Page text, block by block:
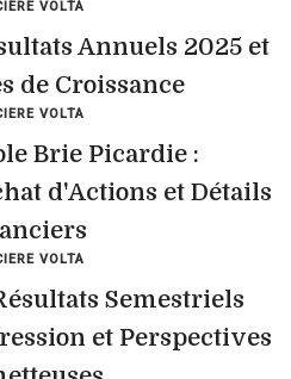
VOLTA
Annuels 2025 et
de Croissance
VOLTA
Brie Picardie :
d'Actions et Détails
VOLTA
Semestriels
et Perspectives